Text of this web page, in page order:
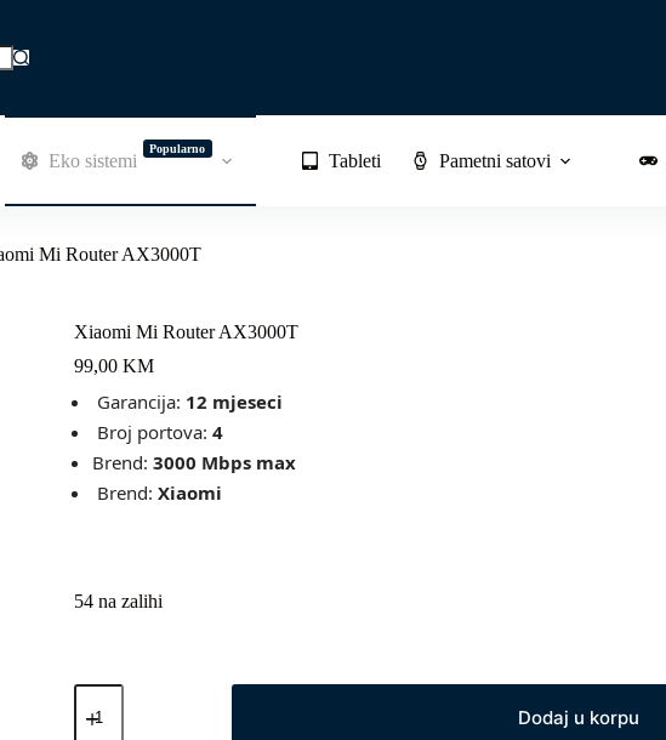
Eko sistemi
Popularno
Tableti Pametni satovi
Mi Router AX3000T
Xiaomi Mi Router AX3000T
99,00 KM
Garancija: 12 mjeseci
Broj portova: 4
Brend: 3000 Mbps max
Brend: Xiaomi
54 na zalihi
Xiaomi
Mi
Dodaj u korpu